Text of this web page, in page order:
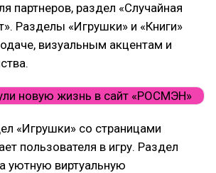
партнеров, раздел «Случайная
Разделы «Игрушки» и «Книги»
визуальным акцентам и
«Игрушки» со страницами
пользователя в игру. Раздел
уютную виртуальную